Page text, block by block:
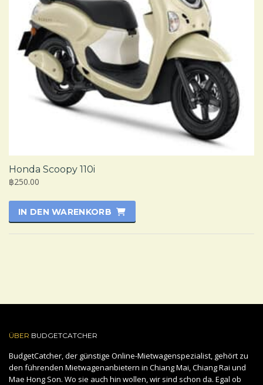
Honda Scoopy 110i
฿250.00
IN DEN WARENKORB
ÜBER BUDGETCATCHER
BudgetCatcher, der günstige Online-Mietwagenspezialist, gehört zu
den führenden Mietwagenanbietern in Chiang Mai, Chiang Rai und
Mae Hong Son. Wo sie auch hin wollen, wir sind schon da. Egal ob